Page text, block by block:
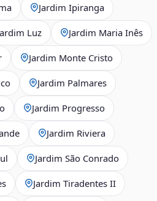
Jardim Ipiranga
Luz Jardim Maria Inês
Jardim Monte Cristo
Jardim Palmares
Jardim Progresso
Jardim Riviera
Jardim São Conrado
Jardim Tiradentes II